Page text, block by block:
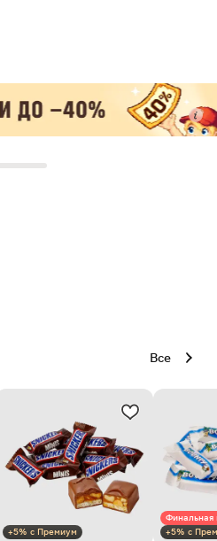
Все
+5% с Премиум
Финальная
+5% с